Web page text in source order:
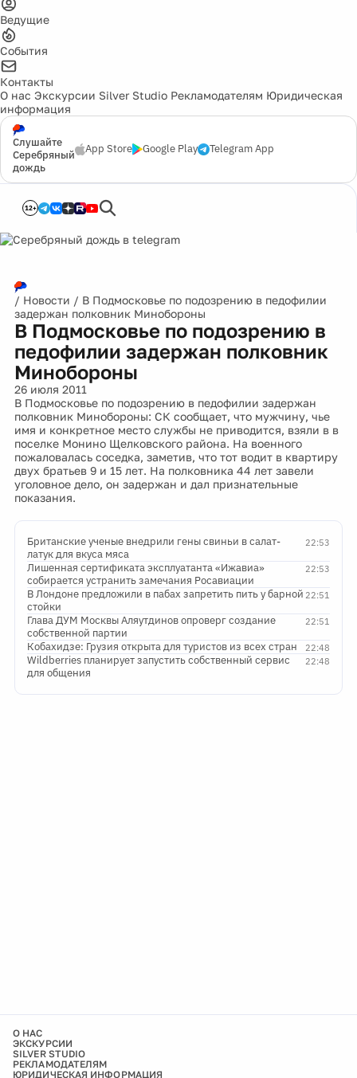
Ведущие
События
Контакты
О нас Экскурсии Silver Studio Рекламодателям Юридическая
информация
Слушайте
Серебряный
дождь
App Store Google Play Telegram App
12+
/ Новости / В Подмосковье по подозрению в педофилии
задержан полковник Минобороны
В Подмосковье по подозрению в
педофилии задержан полковник
Минобороны
26 июля 2011
В Подмосковье по подозрению в педофилии задержан
полковник Минобороны: СК сообщает, что мужчину, чье
имя и конкретное место службы не приводится, взяли в в
поселке Монино Щелковского района. На военного
пожаловалась соседка, заметив, что тот водит в квартиру
двух братьев 9 и 15 лет. На полковника 44 лет завели
уголовное дело, он задержан и дал признательные
показания.
22:53
Британские ученые внедрили гены свиньи в салат-
латук для вкуса мяса
22:53
Лишенная сертификата эксплуатанта «Ижавиа»
собирается устранить замечания Росавиации
22:51
В Лондоне предложили в пабах запретить пить у барной
стойки
22:51
Глава ДУМ Москвы Аляутдинов опроверг создание
собственной партии
22:48
Кобахидзе: Грузия открыта для туристов из всех стран
22:48
Wildberries планирует запустить собственный сервис
для общения
О НАС
ЭКСКУРСИИ
SILVER STUDIO
РЕКЛАМОДАТЕЛЯМ
ЮРИДИЧЕСКАЯ ИНФОРМАЦИЯ